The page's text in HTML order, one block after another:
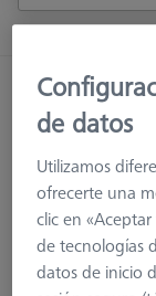
Inicio
Accesorios para
Nivel adicional
visión de
de datos
Utilizamos
ofrecerte una
clic en
de tecnologías
datos de inicio